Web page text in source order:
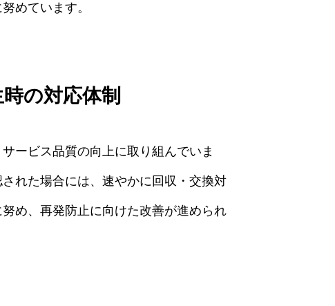
めています。
の対応体制
ービス品質の向上に取り組んでいま
れた場合には、速やかに回収・交換対
め、再発防止に向けた改善が進められ